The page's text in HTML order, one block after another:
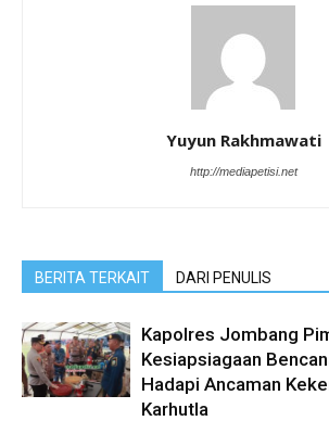
Yuyun Rakhmawati
http://mediapetisi.net
BERITA TERKAIT DARI PENULIS
Kapolres Jombang
Kesiapsiagaan
Hadapi Ancaman
Karhutla